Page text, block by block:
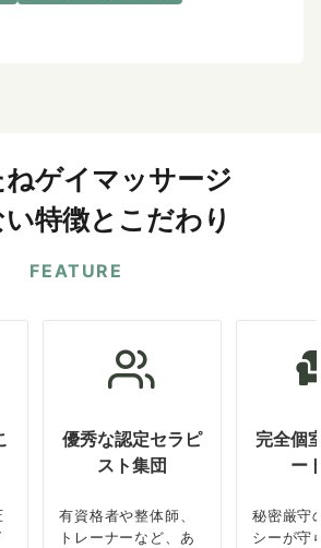
ねゲイマッサージ
特徴とこだわり
FEATURE
優秀な認定セラピ
スト集団
有資格者や整体師、
トレーナーなど、あ
完全個
ー
秘密厳守
シーが守